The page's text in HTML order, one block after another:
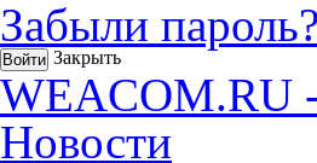
Забыли пароль?
Закрыть
WEACOM.RU -
Новости